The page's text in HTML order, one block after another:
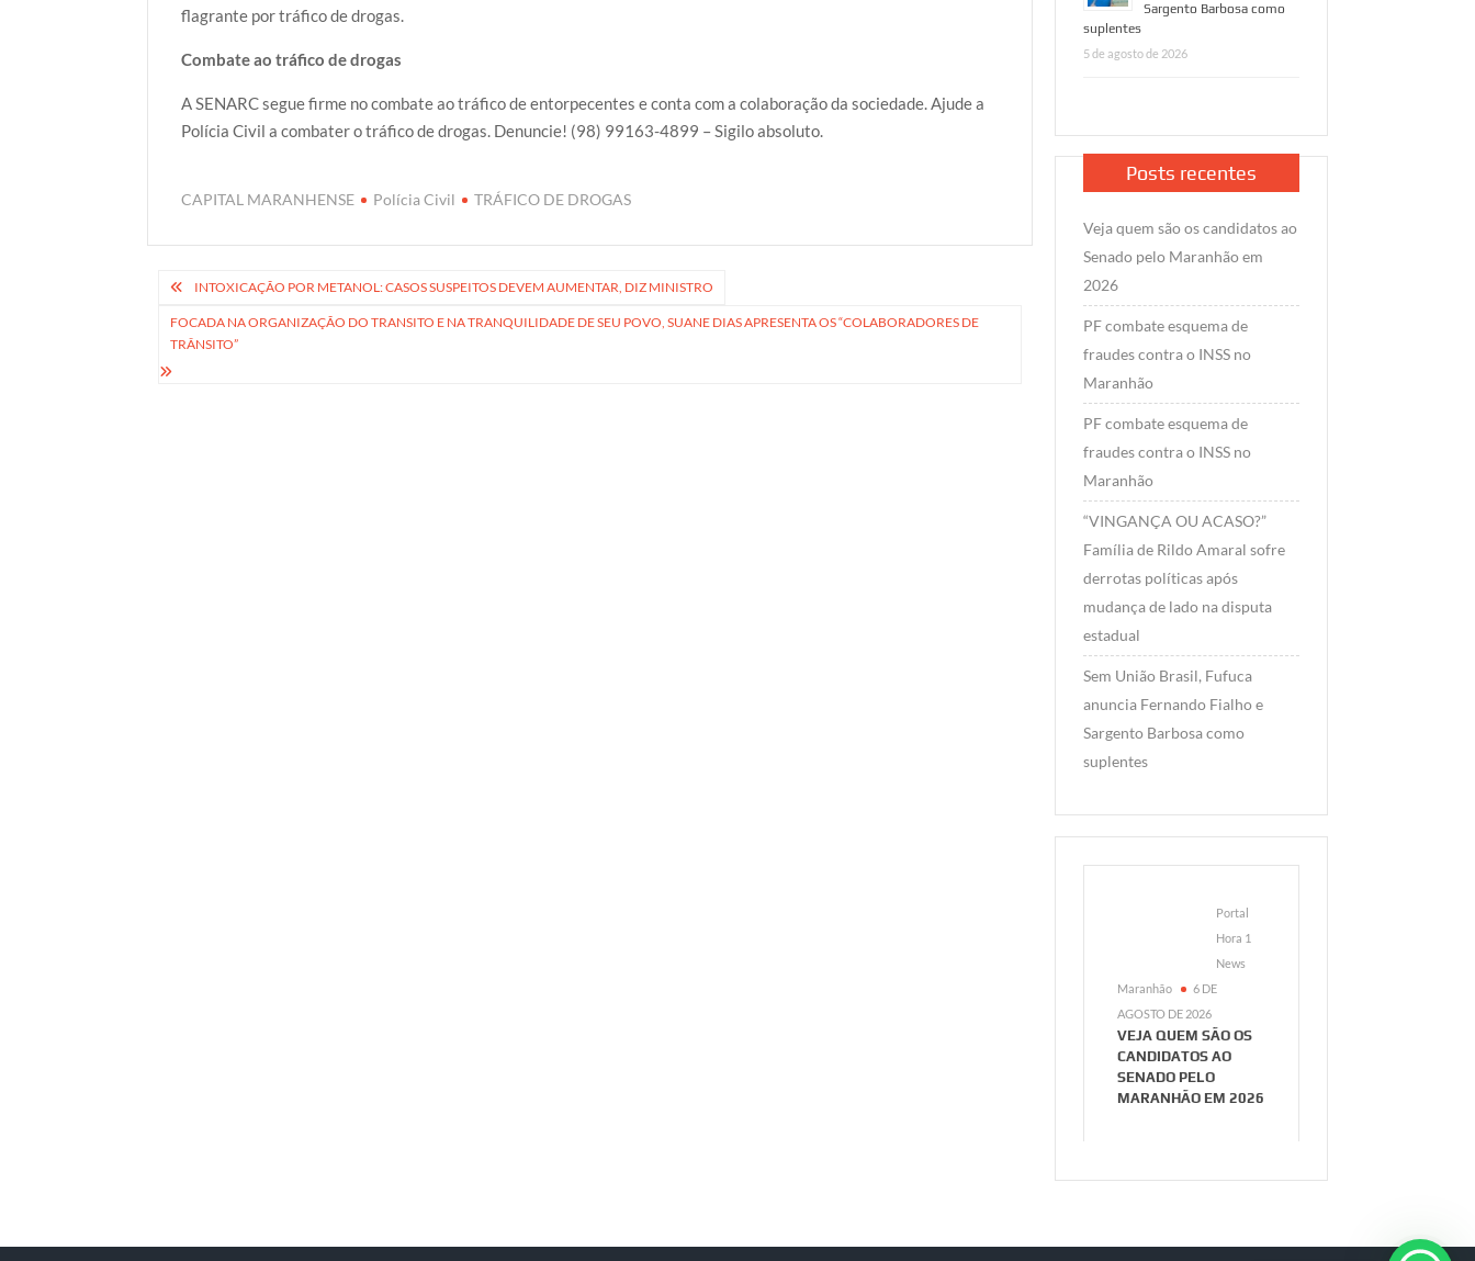
flagrante por tráfico de drogas.
Combate ao tráfico de drogas
A SENARC segue firme no combate ao tráfico de entorpecentes e conta com a colaboração da sociedade. Ajude a
Polícia Civil a combater o tráfico de drogas. Denuncie! (98) 99163-4899 – Sigilo absoluto.
CAPITAL MARANHENSE Polícia Civil TRÁFICO DE DROGAS
Navegação
de
Post
INTOXICAÇÃO POR METANOL: CASOS SUSPEITOS DEVEM AUMENTAR, DIZ MINISTRO
FOCADA NA ORGANIZAÇÃO DO TRANSITO E NA TRANQUILIDADE DE SEU POVO, SUANE DIAS APRESENTA OS “COLABORADORES DE
TRÂNSITO”
Sargento Barbosa como
suplentes
5 de agosto de 2026
Posts recentes
Veja quem são os candidatos ao
Senado pelo Maranhão em
2026
PF combate esquema de
fraudes contra o INSS no
Maranhão
PF combate esquema de
fraudes contra o INSS no
Maranhão
“VINGANÇA OU ACASO?”
Família de Rildo Amaral sofre
derrotas políticas após
mudança de lado na disputa
estadual
Sem União Brasil, Fufuca
anuncia Fernando Fialho e
Sargento Barbosa como
suplentes
Portal
Hora 1
News
Maranhão
6 DE
AGOSTO DE 2026
VEJA QUEM SÃO OS
CANDIDATOS AO
SENADO PELO
MARANHÃO EM 2026